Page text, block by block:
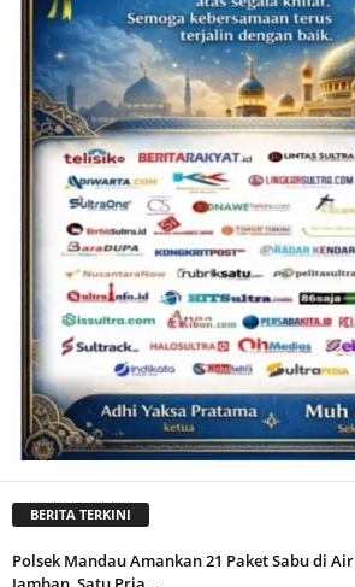
BERITA TERKINI
Polsek Mandau Amankan 21 Paket Sabu di Air